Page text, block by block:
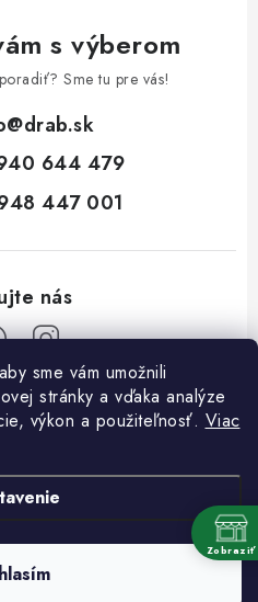
sme vám umožnili
stránky a vďaka analýze
výkon a použiteľnosť. Viac
s výberom
Sme tu pre vás!
@drab.sk
644 479
447 001
Dráb. Všetky práva vyhradené.
Zobraziť